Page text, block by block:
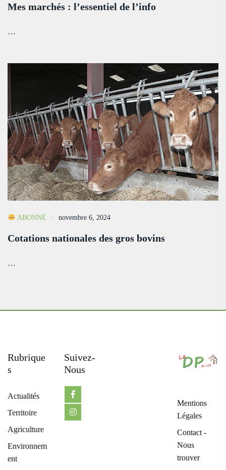
Mes marchés : l’essentiel de l’info
…
ABONNÉ novembre 6, 2024
Cotations nationales des gros bovins
…
Rubrique
S
Actualités
Territoire
Agriculture
Environnem
ent
Suivez-
Nous
Mentions
Légales
Contact -
Nous
trouver